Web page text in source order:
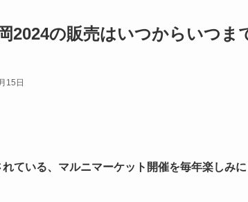
2024の販売はいつからいつま
15日
ている、マルニマーケット開催を毎年楽しみ